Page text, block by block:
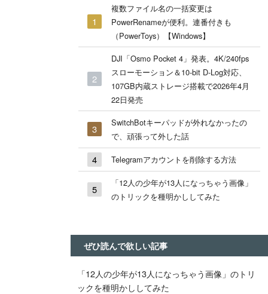
複数ファイル名の一括変更は
PowerRenameが便利。連番付きも
（PowerToys）【Windows】
DJI「Osmo Pocket 4」発表。4K/240fps
スローモーション＆10-bit D-Log対応、
107GB内蔵ストレージ搭載で2026年4月
22日発売
SwitchBotキーパッドが外れなかったの
で、頑張って外した話
Telegramアカウントを削除する方法
「12人の少年が13人になっちゃう画像」
のトリックを種明かししてみた
ぜひ読んで欲しい記事
「12人の少年が13人になっちゃう画像」のトリ
ックを種明かししてみた